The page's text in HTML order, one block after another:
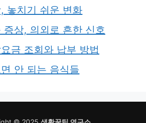
놓치기 쉬운 변화
증상, 의외로 흔한 신호
금 조회와 납부 방법
안 되는 음식들